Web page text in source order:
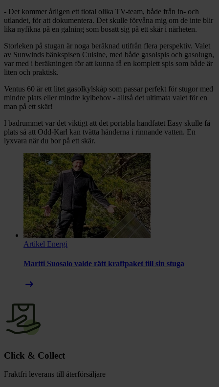
- Det kommer årligen ett tiotal olika TV-team, både från in- och
utlandet, för att dokumentera. Det skulle förvåna mig om de inte blir
lika nyfikna på en galning som bosatt sig på ett skär i närheten.
Storleken på stugan är noga beräknad utifrån flera perspektiv. Valet
av Sunwinds bänkspisen Cuisine, med både gasolspis och gasolugn,
var med i beräkningen för att kunna få en komplett spis som både är
liten och praktisk.
Ventus 60 är ett litet gasolkylskåp som passar perfekt för stugor med
mindre plats eller mindre kylbehov - alltså det ultimata valet för en
man på ett skär!
I badrummet var det viktigt att det portabla handfatet Easy skulle få
plats så att Odd-Karl kan tvätta händerna i rinnande vatten. En
lyxvara när du bor på ett skär.
Artikel Energi
Martti Suosalo valde rätt kraftpaket till sin stuga
arrow_right_alt
Click & Collect
Fraktfri leverans till återförsäljare